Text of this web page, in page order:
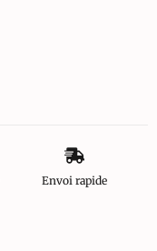
Envoi rapide